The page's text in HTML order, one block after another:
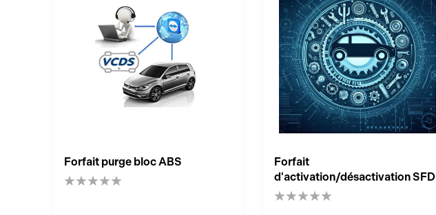
Forfait purge bloc ABS
Forfait
d'activation/désactivation SFD